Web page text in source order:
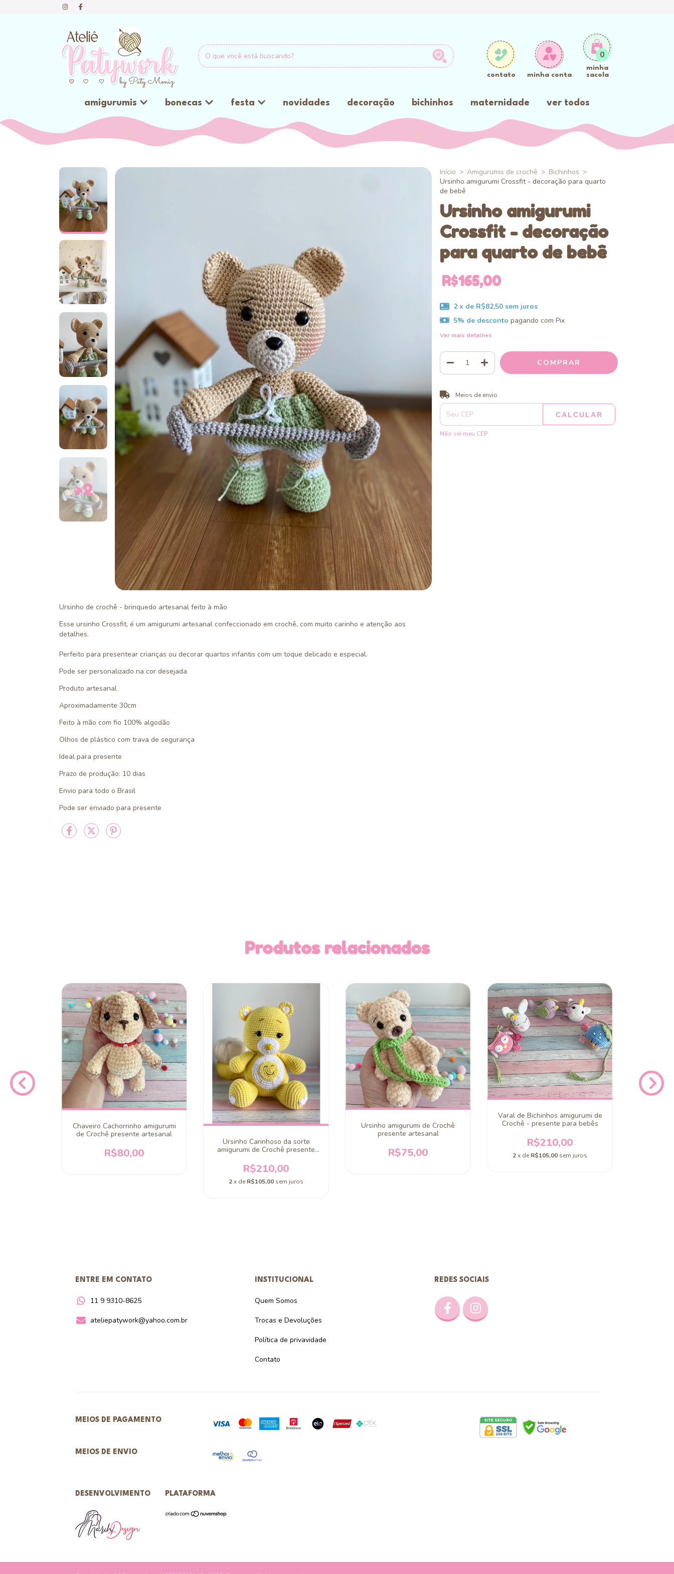
contato minha conta
minha
sacola
0
amigurumis bonecas festa novidades decoração bichinhos maternidade ver todos
+2
Ursinho de crochê - brinquedo artesanal feito à mão
Esse ursinho Crossfit, é um amigurumi artesanal confeccionado em crochê, com muito carinho e atenção aos
detalhes.
Perfeito para presentear crianças ou decorar quartos infantis com um toque delicado e especial.
Pode ser personalizado na cor desejada
Produto artesanal
Aproximadamente 30cm
Feito à mão com fio 100% algodão
Olhos de plástico com trava de segurança
Ideal para presente
Prazo de produção: 10 dias
Envio para todo o Brasil
Pode ser enviado para presente
Início > Amigurumis de crochê > Bichinhos >
Ursinho amigurumi Crossfit - decoração para quarto
de bebê
Ursinho amigurumi
Crossfit - decoração
para quarto de bebê
R$165,00
2 x de R$82,50 sem juros
5% de desconto pagando com Pix
Ver mais detalhes
Entregas para o CEP:
Meios de envio
CALCULAR
Não sei meu CEP
Produtos relacionados
Chaveiro Cachorrinho amigurumi
de Crochê presente artesanal
R$80,00
Ursinho Carinhoso da sorte
amigurumi de Crochê presente
R$210,00
2x de R$105,00 sem juros
Ursinho amigurumi de Crochê
presente artesanal
R$75,00
Varal de Bichinhos amigurumi de
Crochê - presente para bebês
R$210,00
2x de R$105,00 sem juros
ENTRE EM CONTATO
11 9 9310-8625
ateliepatywork@yahoo.com.br
INSTITUCIONAL
Quem Somos
Trocas e Devoluções
Política de privavidade
Contato
REDES SOCIAIS
MEIOS DE PAGAMENTO
MEIOS DE ENVIO
DESENVOLVIMENTO PLATAFORMA